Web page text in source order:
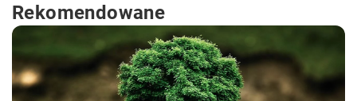
Rekomendowane